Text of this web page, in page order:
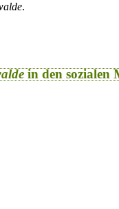
.
in den sozialen